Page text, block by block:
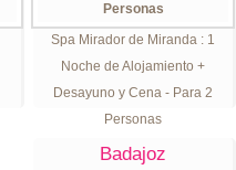
Spa Mirador de Miranda : 1
Noche de Alojamiento +
Desayuno y Cena - Para 2
Personas
Badajoz